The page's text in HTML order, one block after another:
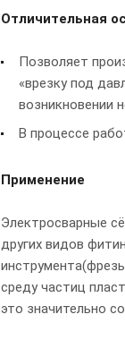
Отличительная
Позволяет
«врезку под
возникновении
В процессе
Применение
Электросварные
других видов
среду частиц
это значительно